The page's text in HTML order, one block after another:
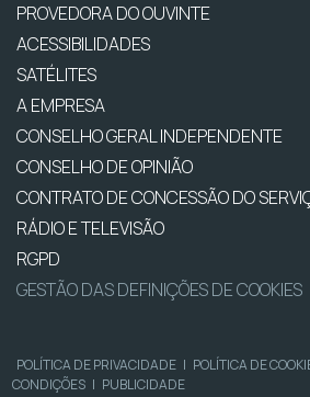
PROVEDORA DO OUVINTE
ACESSIBILIDADES
SATÉLITES
A EMPRESA
CONSELHO GERAL INDEPENDENTE
CONSELHO DE OPINIÃO
CONTRATO DE CONCESSÃO DO
RÁDIO E TELEVISÃO
RGPD
GESTÃO DAS DEFINIÇÕES DE COOKIES
POLÍTICA DE PRIVACIDADE | POLÍTICA DE
CONDIÇÕES | PUBLICIDADE